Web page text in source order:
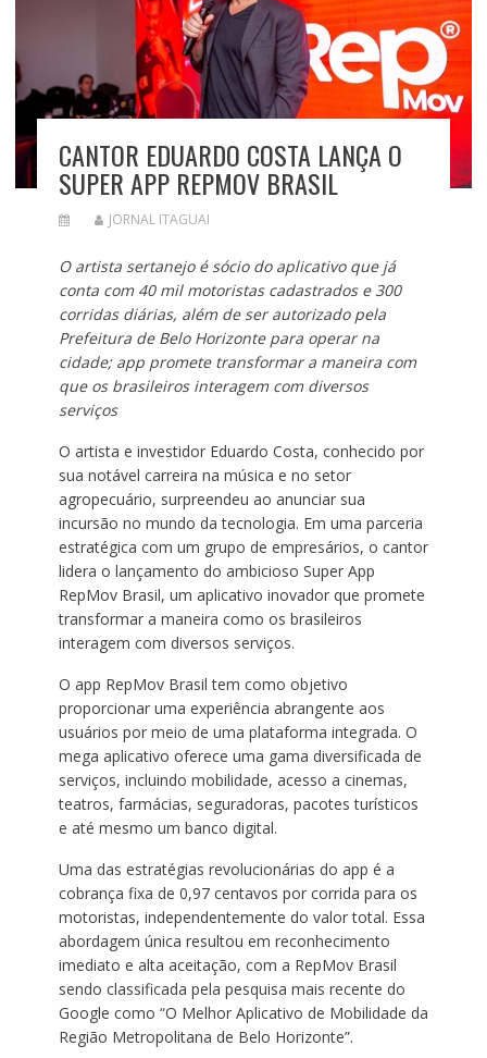
CANTOR EDUARDO COSTA LANÇA O
SUPER APP REPMOV BRASIL
JORNAL ITAGUAI
O artista sertanejo é sócio do aplicativo que já
conta com 40 mil motoristas cadastrados e 300
corridas diárias, além de ser autorizado pela
Prefeitura de Belo Horizonte para operar na
cidade; app promete transformar a maneira com
que os brasileiros interagem com diversos
serviços
O artista e investidor Eduardo Costa, conhecido por
sua notável carreira na música e no setor
agropecuário, surpreendeu ao anunciar sua
incursão no mundo da tecnologia. Em uma parceria
estratégica com um grupo de empresários, o cantor
lidera o lançamento do ambicioso Super App
RepMov Brasil, um aplicativo inovador que promete
transformar a maneira como os brasileiros
interagem com diversos serviços.
O app RepMov Brasil tem como objetivo
proporcionar uma experiência abrangente aos
usuários por meio de uma plataforma integrada. O
mega aplicativo oferece uma gama diversificada de
serviços, incluindo mobilidade, acesso a cinemas,
teatros, farmácias, seguradoras, pacotes turísticos
e até mesmo um banco digital.
Uma das estratégias revolucionárias do app é a
cobrança fixa de 0,97 centavos por corrida para os
motoristas, independentemente do valor total. Essa
abordagem única resultou em reconhecimento
imediato e alta aceitação, com a RepMov Brasil
sendo classificada pela pesquisa mais recente do
Google como “O Melhor Aplicativo de Mobilidade da
Região Metropolitana de Belo Horizonte”.